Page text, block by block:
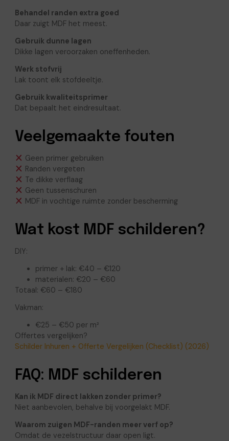
Behandel randen extra goed
Daar zuigt MDF het meest.
Gebruik dunne lagen
Dikke lagen veroorzaken oneffenheden.
Werk stofvrij
Lak toont elk stofdeeltje.
Gebruik kwaliteitsprimer
Dat bepaalt het eindresultaat.
Veelgemaakte fouten
Geen primer gebruiken
Randen vergeten
Te dikke verflaag
Geen tussenschuren
MDF in vochtige ruimte zonder bescherming
Wat kost MDF schilderen?
DIY:
primer + lak: €40 – €120
materialen: €20 – €60
Totaal: €60 – €180
Vakman:
€25 – €50 per m²
Offertes vergelijken?
Schilder Inhuren + Offerte Vergelijken (Checklist) (2026)
FAQ: MDF schilderen
Kan ik MDF direct lakken zonder primer?
Niet aanbevolen, behalve bij voorgelakt MDF.
Waarom zuigen MDF-randen meer verf op?
Omdat de vezelstructuur daar open ligt.